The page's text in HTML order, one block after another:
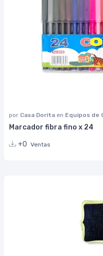
por Casa Dorita en Equipos de
Marcador fibra fino x 24
+0 Ventas